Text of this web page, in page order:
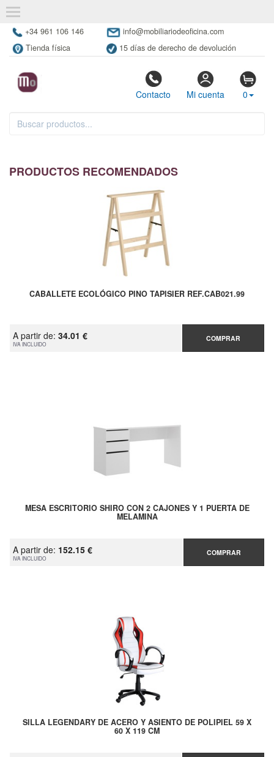
+34 961 106 146
info@mobiliariodeoficina.com
Tienda física
15 días de derecho de devolución
Contacto Mi cuenta 0
PRODUCTOS RECOMENDADOS
CABALLETE ECOLÓGICO PINO TAPISIER REF.CAB021.99
A partir de: 34.01 €
IVA INCLUIDO
COMPRAR
MESA ESCRITORIO SHIRO CON 2 CAJONES Y 1 PUERTA DE
MELAMINA
A partir de: 152.15 €
IVA INCLUIDO
COMPRAR
SILLA LEGENDARY DE ACERO Y ASIENTO DE POLIPIEL 59 X
60 X 119 CM